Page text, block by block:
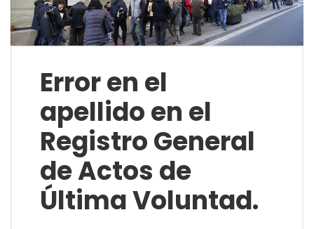
Error en el
apellido en el
Registro General
de Actos de
Última Voluntad.